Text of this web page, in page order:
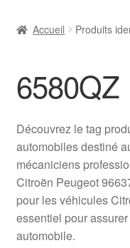
Livraison
Livraison
Mon compte
Paiements
Panier
Accueil Produits
6580QZ
Découvrez le tag
automobiles destiné
mécaniciens
Citroën Peugeot
pour les véhicules
essentiel pour
automobile.